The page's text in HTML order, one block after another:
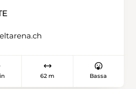
62 m Bassa